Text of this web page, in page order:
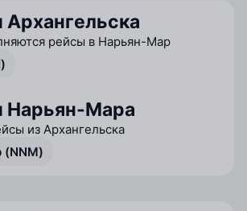
рейсы в Нарьян-Мар
Нарьян-Мара
из Архангельска